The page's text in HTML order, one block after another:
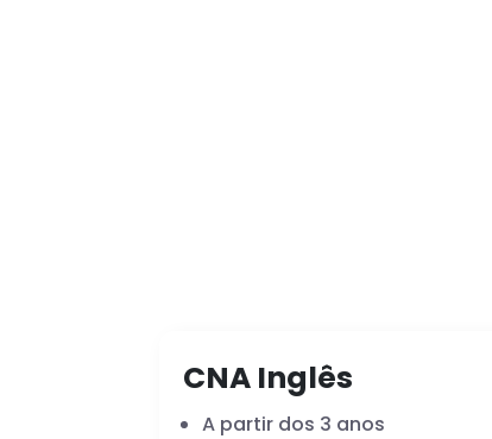
CNA Inglês
A partir dos 3 anos